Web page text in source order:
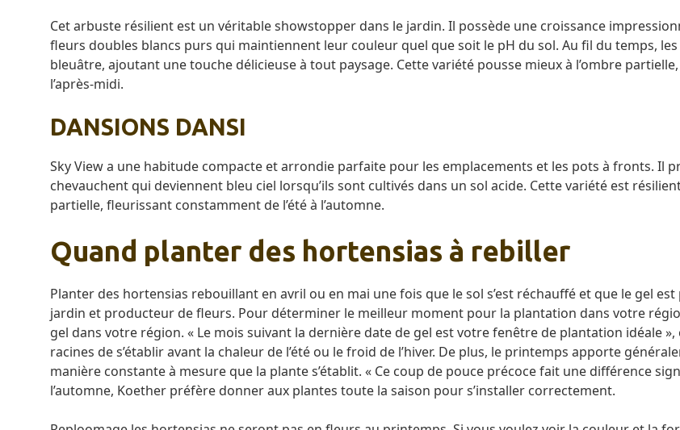
Cet arbuste résilient est un véritable showstopper dans le jardin. Il possède une croissance
fleurs doubles blancs purs qui maintiennent leur couleur quel que soit le pH du sol. Au fil du temps,
bleuâtre, ajoutant une touche délicieuse à tout paysage. Cette variété pousse mieux à l’ombre
l’après-midi.
DANSIONS DANSI
Sky View a une habitude compacte et arrondie parfaite pour les emplacements et les pots à fronts. Il
chevauchent qui deviennent bleu ciel lorsqu’ils sont cultivés dans un sol acide. Cette variété est
partielle, fleurissant constamment de l’été à l’automne.
Quand planter des hortensias à rebiller
Planter des hortensias rebouillant en avril ou en mai une fois que le sol s’est réchauffé et que le gel
jardin et producteur de fleurs. Pour déterminer le meilleur moment pour la plantation dans votre
gel dans votre région. « Le mois suivant la dernière date de gel est votre fenêtre de plantation idéale
racines de s’établir avant la chaleur de l’été ou le froid de l’hiver. De plus, le printemps apporte
manière constante à mesure que la plante s’établit. « Ce coup de pouce précoce fait une différence
l’automne, Koether préfère donner aux plantes toute la saison pour s’installer correctement.